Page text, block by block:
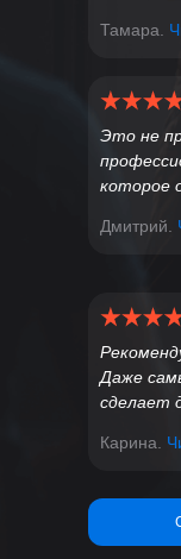
Тамара.
Это не
которое
Дмитрий.
Даже
сделает
Карина.
Основные
Особенности
осанкой
осанки
Варианты
осанке
сколиоза